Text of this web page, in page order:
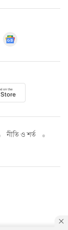
নীতি ও শর্ত